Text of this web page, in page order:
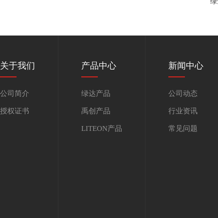
关于我们
公司简介
授权证书
产品中心
绿达产品
禹创产品
LITEON产品
新闻中心
公司动态
行业资讯
常见问题